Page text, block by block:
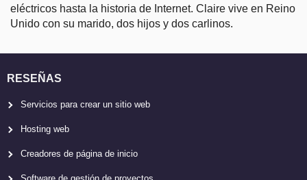
eléctricos hasta la historia de Internet. Claire vive en Reino
Unido con su marido, dos hijos y dos carlinos.
RESEÑAS
Servicios para crear un sitio web
Hosting web
Creadores de página de inicio